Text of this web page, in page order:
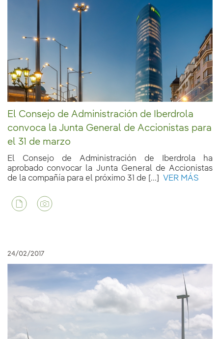
El Consejo de Administración de Iberdrola
convoca la Junta General de Accionistas para
el 31 de marzo
El Consejo de Administración de Iberdrola ha
aprobado convocar la Junta General de Accionistas
de la compañía para el próximo 31 de [...]
VER MÁS
24/02/2017